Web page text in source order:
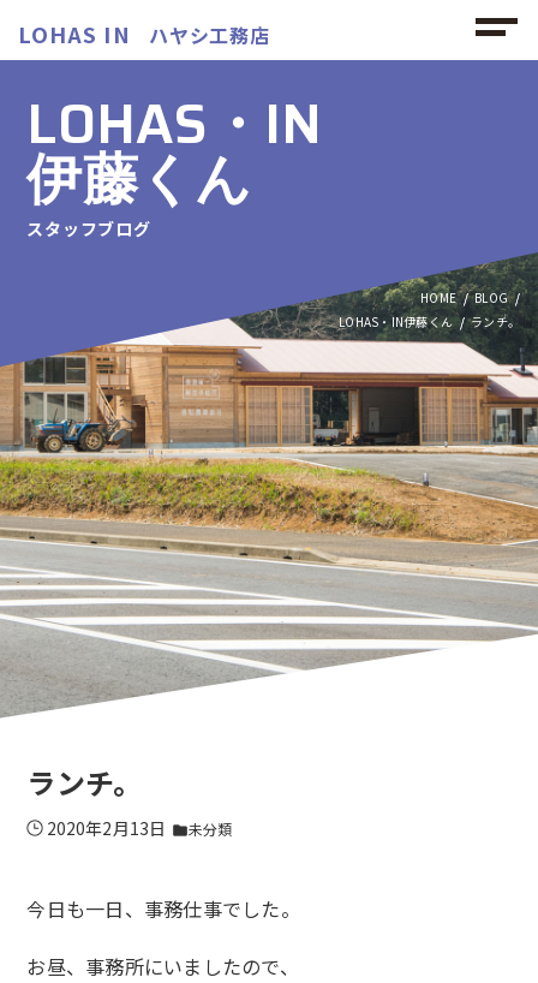
LOHAS IN ハヤシ工務店
LOHAS・IN
伊藤くん
スタッフブログ
HOME
BLOG
LOHAS・IN伊藤くん
ランチ。
ランチ。
2020年2月13日 folder未分類
今日も一日、事務仕事でした。
お昼、事務所にいましたので、